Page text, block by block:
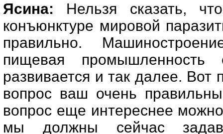
Ясина: Нельзя сказать,
конъюнктуре мировой
правильно.
пищевая
развивается и так далее. Вот
вопрос ваш очень
вопрос еще интереснее
мы должны сейчас